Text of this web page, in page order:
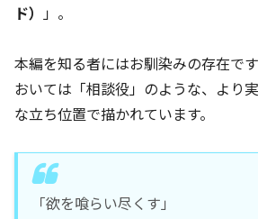
ド）
」。
本編を知る者にはお馴染みの存在で
おいては「相談役」のような、より
な立ち位置で描かれています。
「欲を喰らい尽くす」